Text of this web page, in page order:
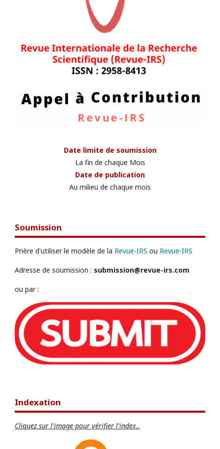
Date limite de soumission
La fin de chaque Mois
Date de publication
Au milieu de chaque mois
Soumission
Prière d'utiliser le modèle de la Revue-IRS ou Revue-IRS
Adresse de soumission : submission@revue-irs.com
ou par :
Indexation
Cliquez sur l'image pour vérifier l'index..